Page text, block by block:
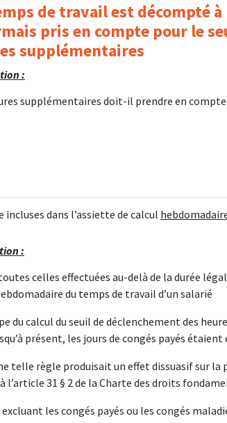
de travail est décompté
pris en compte pour le
supplémentaires
:
supplémentaires doit-il prendre en compte
dans l’assiette de calcul
:
celles effectuées au-delà de la durée
du temps de travail d’un salarié
du calcul du seuil de déclenchement des
présent, les jours de congés payés étaient
telle règle produisait un effet dissuasif sur
31 § 2 de la Charte des droits
les congés payés ou les congés